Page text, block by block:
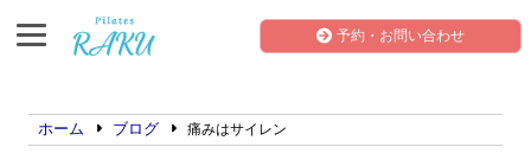
予約・お問い合わせ
ホーム ブログ 痛みはサイレン